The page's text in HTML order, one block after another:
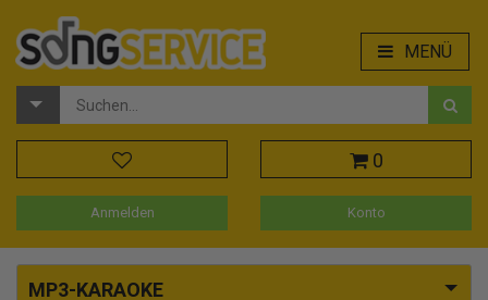
MENÜ
0
Anmelden Konto
MP3-KARAOKE